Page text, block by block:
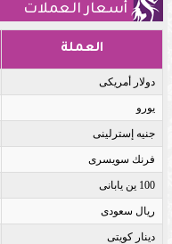
أسعار العملات
العملة
دولار أمريكى
يورو
جنيه إسترلينى
فرنك سويسرى
100 ين يابانى
ريال سعودى
دينار كويتى